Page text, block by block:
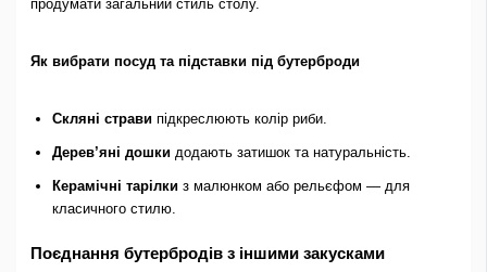
продумати загальний стиль столу.
Як вибрати посуд та підставки під бутерброди
Скляні стравипідкреслюють колір риби.
Дерев’яні дошкидодають затишок та натуральність.
Керамічні тарілкиз малюнком або рельєфом — для
класичного стилю.
Поєднання бутербродів з іншими закусками